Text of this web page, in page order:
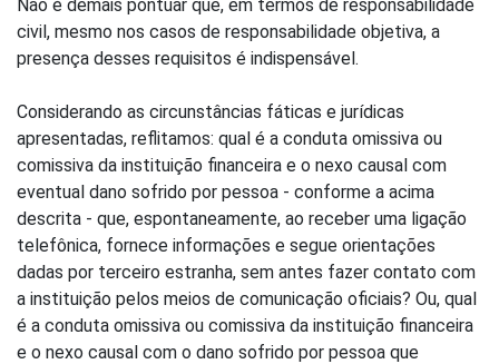
Não é demais pontuar que, em termos de responsabilidade
civil, mesmo nos casos de responsabilidade objetiva, a
presença desses requisitos é indispensável.
Considerando as circunstâncias fáticas e jurídicas
apresentadas, reflitamos: qual é a conduta omissiva ou
comissiva da instituição financeira e o nexo causal com
eventual dano sofrido por pessoa - conforme a acima
descrita - que, espontaneamente, ao receber uma ligação
telefônica, fornece informações e segue orientações
dadas por terceiro estranha, sem antes fazer contato com
a instituição pelos meios de comunicação oficiais? Ou, qual
é a conduta omissiva ou comissiva da instituição financeira
e o nexo causal com o dano sofrido por pessoa que